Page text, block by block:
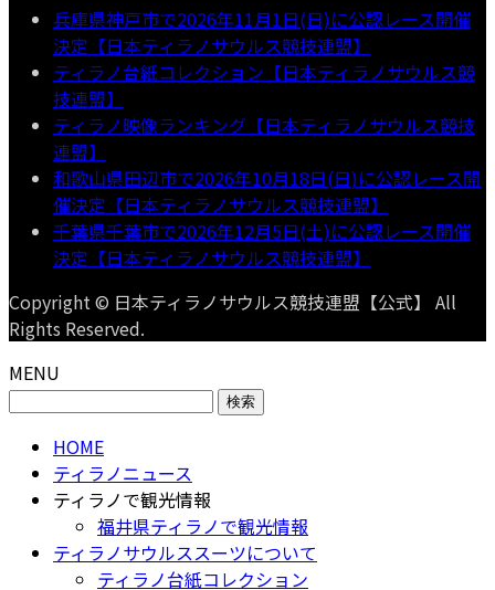
兵庫県神戸市で2026年11月1日(日)に公認レース開催
決定【日本ティラノサウルス競技連盟】
ティラノ台紙コレクション【日本ティラノサウルス競
技連盟】
ティラノ映像ランキング【日本ティラノサウルス競技
連盟】
和歌山県田辺市で2026年10月18日(日)に公認レース開
催決定【日本ティラノサウルス競技連盟】
千葉県千葉市で2026年12月5日(土)に公認レース開催
決定【日本ティラノサウルス競技連盟】
Copyright © 日本ティラノサウルス競技連盟【公式】 All
Rights Reserved.
MENU
検
HOME
ティラノニュース
ティラノで観光情報
福井県ティラノで観光情報
ティラノサウルススーツについて
ティラノ台紙コレクション